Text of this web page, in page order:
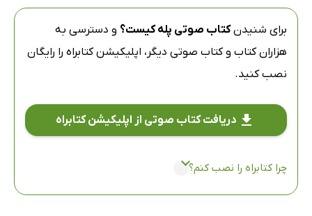
برای شنیدنکتاب صوتی پله کیست؟ و دسترسی به
هزاران کتاب و کتاب صوتی دیگر، اپلیکیشن کتابراه را رایگان
نصب کنید.
دریافت کتاب صوتی از اپلیکیشن کتابراه
چرا کتابراه را نصب کنم؟